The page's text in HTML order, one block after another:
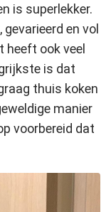
is superlekker.
en vol
heeft ook veel
is dat
thuis koken
manier
voorbereid dat